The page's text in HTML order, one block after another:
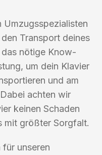
Umzugsspezialisten
Transport deines
nötige Know-
um dein Klavier
und am
achten wir
keinen Schaden
mit größter Sorgfalt.
unseren